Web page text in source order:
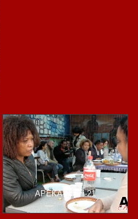
APEKA-Nalini-21